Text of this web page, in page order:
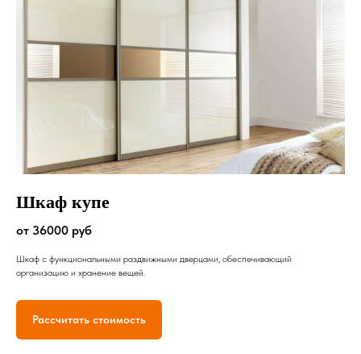
Шкаф купе
от 36000 руб
Шкаф с функциональными раздвижными дверцами, обеспечивающий
организацию и хранение вещей.
Рассчитать стоимость